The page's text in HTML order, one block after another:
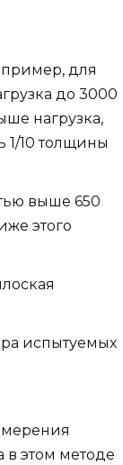
для
до 3000
нагрузка,
1/10 толщины
выше 650
этого
испытуемых
этом методе